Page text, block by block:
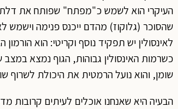
העיקרי הוא לשמש כ"מפתח" שפותח את
שהסוכר (גלוקוז) מהדם ייכנס פנימה וישמש
לאינסולין יש תפקיד נוסף וקריטי: הוא הורמון
כשרמות האינסולין גבוהות, הגוף נמצא במצב
שומן, והוא נועל הרמטית את היכולת לשרוף
הבעיה היא שאנחנו אוכלים לעיתים קרובות